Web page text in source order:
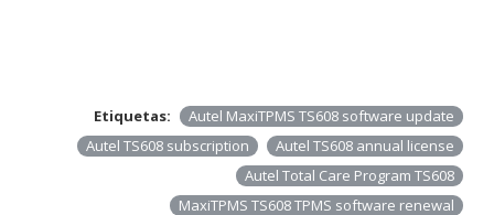
Etiquetas:
Autel MaxiTPMS TS608 software update
Autel TS608 subscription
Autel TS608 annual license
Autel Total Care Program TS608
MaxiTPMS TS608 TPMS software renewal